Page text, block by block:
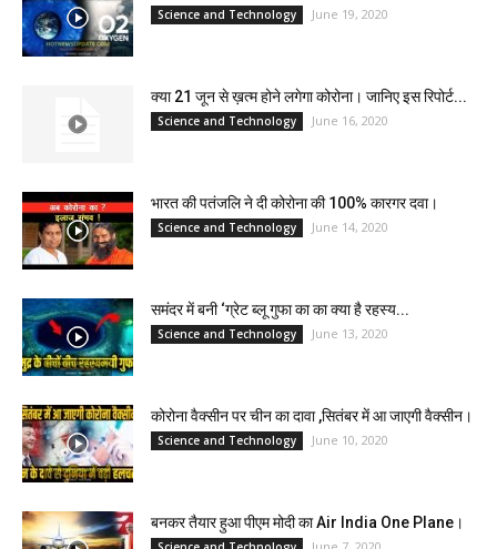
Science and Technology June 19, 2020
क्या 21 जून से ख़त्म होने लगेगा कोरोना। जानिए इस रिपोर्ट...
Science and Technology June 16, 2020
भारत की पतंजलि ने दी कोरोना की 100% कारगर दवा।
Science and Technology June 14, 2020
समंदर में बनी ‘ग्रेट ब्लू गुफा का का क्या है रहस्य...
Science and Technology June 13, 2020
कोरोना वैक्सीन पर चीन का दावा ,सितंबर में आ जाएगी वैक्सीन।
Science and Technology June 10, 2020
बनकर तैयार हुआ पीएम मोदी का Air India One Plane।